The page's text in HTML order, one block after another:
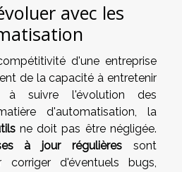
avec les
d'une entreprise
de la capacité à entretenir
suivre l'évolution des
d'automatisation, la
ne doit pas être négligée.
à jour régulières sont
corriger d'éventuels bugs,